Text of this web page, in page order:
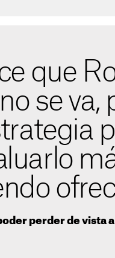
que
se va,
perder de vista a